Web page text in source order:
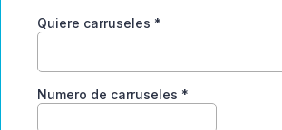
Quiere carruseles *
Numero de carruseles *